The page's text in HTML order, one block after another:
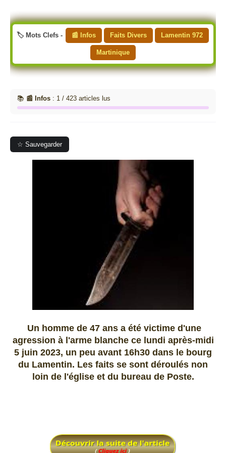
🏷️ Mots Clefs - 📰 Infos Faits Divers Lamentin 972
Martinique
📚 📰 Infos : 1 / 423 articles lus
☆ Sauvegarder
Un homme de 47 ans a été victime d'une
agression à l'arme blanche ce lundi après-midi
5 juin 2023, un peu avant 16h30 dans le bourg
du Lamentin. Les faits se sont déroulés non
loin de l'église et du bureau de Poste.